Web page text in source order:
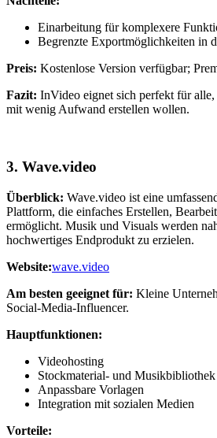
Einarbeitung für komplexere
Begrenzte Exportmöglichkeiten in
Preis: Kostenlose Version verfügbar;
Fazit: InVideo eignet sich perfekt für
mit wenig Aufwand erstellen wollen.
3. Wave.video
Überblick: Wave.video ist eine
Plattform, die einfaches Erstellen,
ermöglicht. Musik und Visuals werden
hochwertiges Endprodukt zu erzielen.
Website:wave.video
Am besten geeignet für: Kleine
Social-Media-Influencer.
Hauptfunktionen:
Videohosting
Stockmaterial- und Musikbibliothek
Anpassbare Vorlagen
Integration mit sozialen Medien
Vorteile: